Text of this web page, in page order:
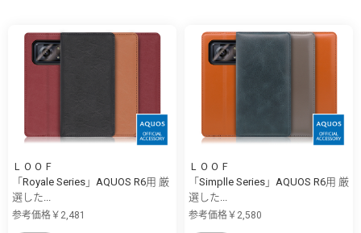
ＬＯＯＦ
「Royale Series」AQUOS R6用 厳
選した...
参考価格￥2,481
ＬＯＯＦ
「Simplle Series」AQUOS R6用 厳
選した...
参考価格￥2,580